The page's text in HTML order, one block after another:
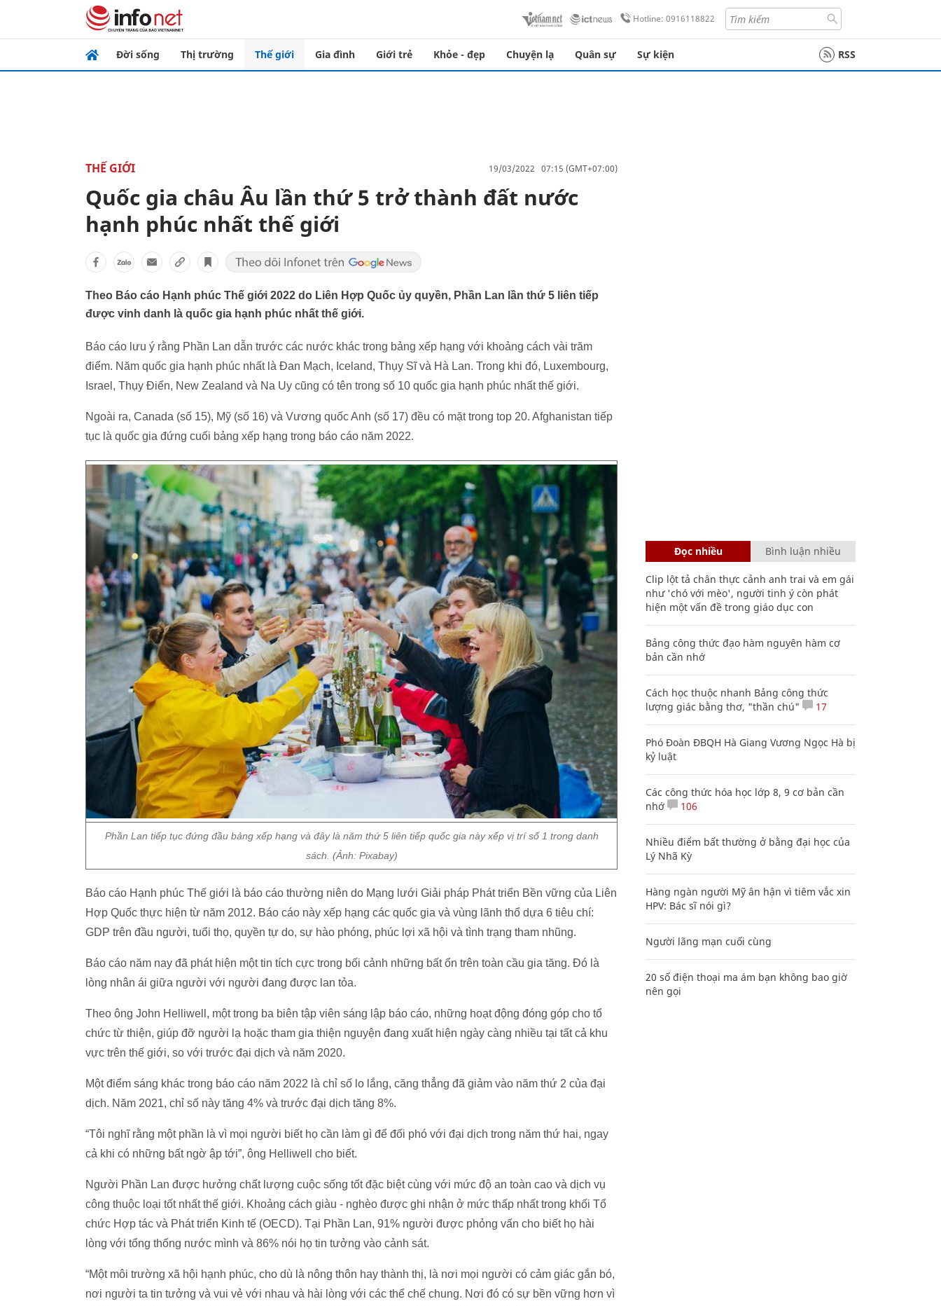
Hotline: 0916118822
Đời sống Thị trường Thế giới Gia đình Giới trẻ Khỏe - đẹp Chuyện lạ Quân sự Sự kiện RSS
THẾ GIỚI 19/03/2022 07:15 (GMT+07:00)
Quốc gia châu Âu lần thứ 5 trở thành đất nước
hạnh phúc nhất thế giới
Theo Báo cáo Hạnh phúc Thế giới 2022 do Liên Hợp Quốc ủy quyền, Phần Lan lần thứ 5 liên tiếp
được vinh danh là quốc gia hạnh phúc nhất thế giới.
Báo cáo lưu ý rằng Phần Lan dẫn trước các nước khác trong bảng xếp hạng với khoảng cách vài trăm
điểm. Năm quốc gia hạnh phúc nhất là Đan Mạch, Iceland, Thụy Sĩ và Hà Lan. Trong khi đó, Luxembourg,
Israel, Thụy Điển, New Zealand và Na Uy cũng có tên trong số 10 quốc gia hạnh phúc nhất thế giới.
Ngoài ra, Canada (số 15), Mỹ (số 16) và Vương quốc Anh (số 17) đều có mặt trong top 20. Afghanistan tiếp
tục là quốc gia đứng cuối bảng xếp hạng trong báo cáo năm 2022.
Phần Lan tiếp tục đứng đầu bảng xếp hạng và đây là năm thứ 5 liên tiếp quốc gia này xếp vị trí số 1 trong danh
sách. (Ảnh: Pixabay)
Báo cáo Hạnh phúc Thế giới là báo cáo thường niên do Mạng lưới Giải pháp Phát triển Bền vững của Liên
Hợp Quốc thực hiện từ năm 2012. Báo cáo này xếp hạng các quốc gia và vùng lãnh thổ dựa 6 tiêu chí:
GDP trên đầu người, tuổi thọ, quyền tự do, sự hào phóng, phúc lợi xã hội và tình trạng tham nhũng.
Báo cáo năm nay đã phát hiện một tin tích cực trong bối cảnh những bất ổn trên toàn cầu gia tăng. Đó là
lòng nhân ái giữa người với người đang được lan tỏa.
Theo ông John Helliwell, một trong ba biên tập viên sáng lập báo cáo, những hoạt động đóng góp cho tổ
chức từ thiện, giúp đỡ người lạ hoặc tham gia thiện nguyện đang xuất hiện ngày càng nhiều tại tất cả khu
vực trên thế giới, so với trước đại dịch và năm 2020.
Một điểm sáng khác trong báo cáo năm 2022 là chỉ số lo lắng, căng thẳng đã giảm vào năm thứ 2 của đại
dịch. Năm 2021, chỉ số này tăng 4% và trước đại dịch tăng 8%.
“Tôi nghĩ rằng một phần là vì mọi người biết họ cần làm gì để đối phó với đại dịch trong năm thứ hai, ngay
cả khi có những bất ngờ ập tới”, ông Helliwell cho biết.
Người Phần Lan được hưởng chất lượng cuộc sống tốt đặc biệt cùng với mức độ an toàn cao và dịch vụ
công thuộc loại tốt nhất thế giới. Khoảng cách giàu - nghèo được ghi nhận ở mức thấp nhất trong khối Tổ
chức Hợp tác và Phát triển Kinh tế (OECD). Tại Phần Lan, 91% người được phỏng vấn cho biết họ hài
lòng với tổng thống nước mình và 86% nói họ tin tưởng vào cảnh sát.
“Một môi trường xã hội hạnh phúc, cho dù là nông thôn hay thành thị, là nơi mọi người có cảm giác gắn bó,
nơi người ta tin tưởng và vui vẻ với nhau và hài lòng với các thể chế chung. Nơi đó có sự bền vững hơn vì
Đọc nhiều Bình luận nhiều
Clip lột tả chân thực cảnh anh trai và em gái
như 'chó với mèo', người tinh ý còn phát
hiện một vấn đề trong giáo dục con
Bảng công thức đạo hàm nguyên hàm cơ
bản cần nhớ
Cách học thuộc nhanh Bảng công thức
lượng giác bằng thơ, "thần chú"
17
Phó Đoàn ĐBQH Hà Giang Vương Ngọc Hà bị
kỷ luật
Các công thức hóa học lớp 8, 9 cơ bản cần
nhớ
106
Nhiều điểm bất thường ở bằng đại học của
Lý Nhã Kỳ
Hàng ngàn người Mỹ ân hận vì tiêm vắc xin
HPV: Bác sĩ nói gì?
Người lãng mạn cuối cùng
20 số điện thoại ma ám bạn không bao giờ
nên gọi